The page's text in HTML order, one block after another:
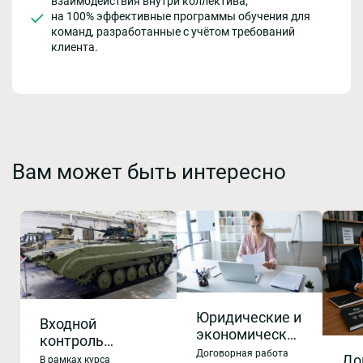
на 100% эффективные программы обучения для
команд, разработанные с учётом требований
клиента.
Вам может быть интересно
Входной
контроль
продукции.
В рамках курса
Юридические и
экономические
аспекты
Договорная работа